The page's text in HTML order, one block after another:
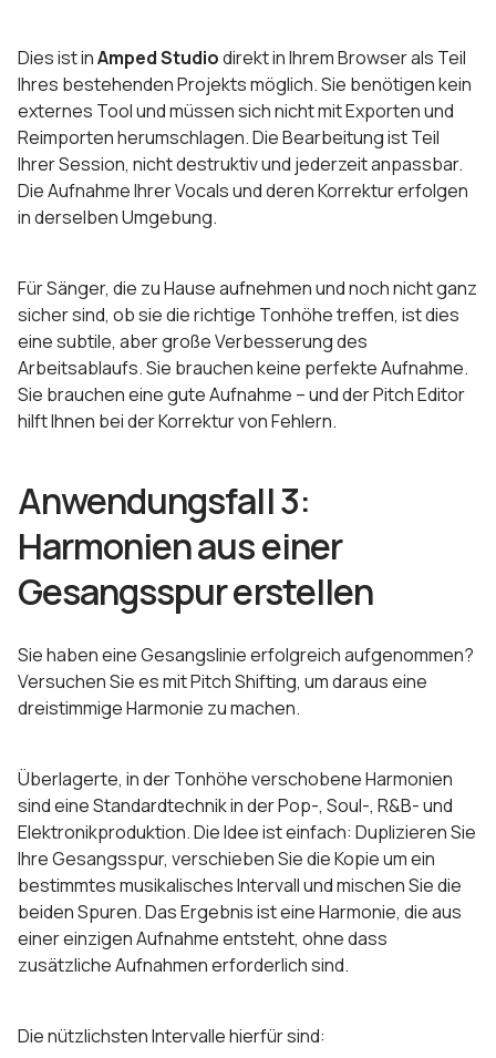
Dies ist inAmped Studiodirekt in Ihrem Browser als Teil
Ihres bestehenden Projekts möglich. Sie benötigen kein
externes Tool und müssen sich nicht mit Exporten und
Reimporten herumschlagen. Die Bearbeitung ist Teil
Ihrer Session, nicht destruktiv und jederzeit anpassbar.
Die Aufnahme Ihrer Vocals und deren Korrektur erfolgen
in derselben Umgebung.
Für Sänger, die zu Hause aufnehmen und noch nicht ganz
sicher sind, ob sie die richtige Tonhöhe treffen, ist dies
eine subtile, aber große Verbesserung des
Arbeitsablaufs. Sie brauchen keine perfekte Aufnahme.
Sie brauchen eine gute Aufnahme – und der Pitch Editor
hilft Ihnen bei der Korrektur von Fehlern.
Anwendungsfall 3:
Harmonien aus einer
Gesangsspur erstellen
Sie haben eine Gesangslinie erfolgreich aufgenommen?
Versuchen Sie es mit Pitch Shifting, um daraus eine
dreistimmige Harmonie zu machen.
Überlagerte, in der Tonhöhe verschobene Harmonien
sind eine Standardtechnik in der Pop-, Soul-, R&B- und
Elektronikproduktion. Die Idee ist einfach: Duplizieren Sie
Ihre Gesangsspur, verschieben Sie die Kopie um ein
bestimmtes musikalisches Intervall und mischen Sie die
beiden Spuren. Das Ergebnis ist eine Harmonie, die aus
einer einzigen Aufnahme entsteht, ohne dass
zusätzliche Aufnahmen erforderlich sind.
Die nützlichsten Intervalle hierfür sind: